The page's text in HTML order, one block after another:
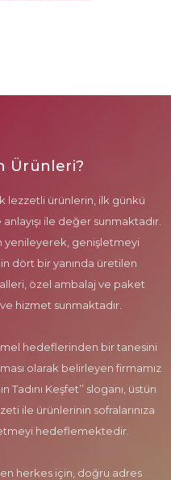
Ürünleri?
lezzetli ürünlerin, ilk günkü
ile değer sunmaktadır.
yenileyerek, genişletmeyi
dört bir yanında üretilen
özel ambalaj ve paket
hizmet sunmaktadır.
hedeflerinden bir tanesini
olarak belirleyen firmamız
Keşfet’’ sloganı, üstün
ile ürünlerinin sofralarınıza
hedeflemektedir.
herkes için, doğru adres